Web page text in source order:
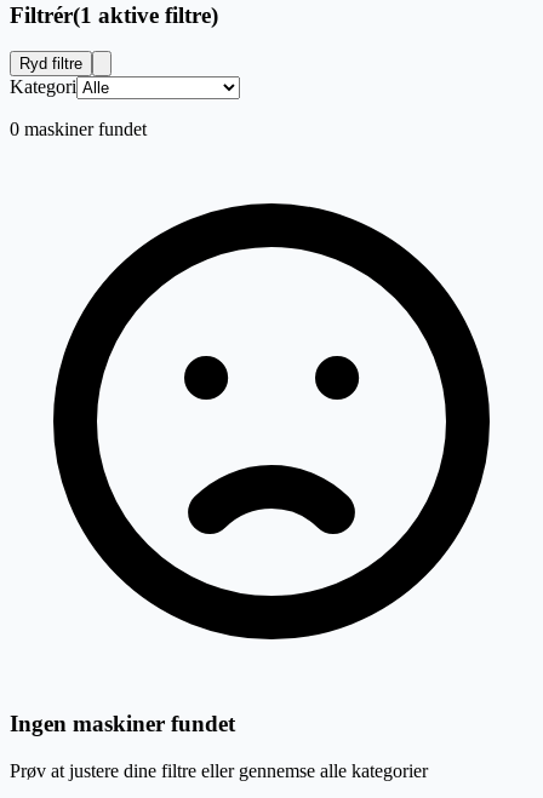
Filtrér(1 aktive filtre)
Ryd filtre
Kategori
0 maskiner fundet
Ingen maskiner fundet
Prøv at justere dine filtre eller gennemse alle kategorier